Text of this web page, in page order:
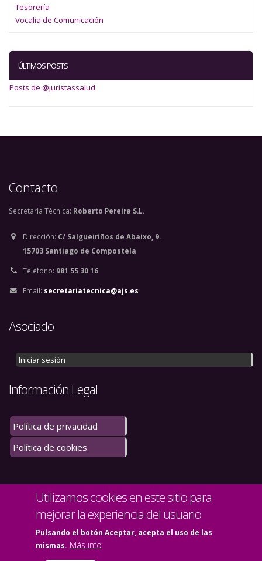
Tesorería
Vocalía de Comunicación
ÚLTIMOS POSTS
Posts de @juristassalud
Contacto
Secretaría Técnica: Roberto Pereira S.L.
Dirección: C/ Salgueiriños de Abaixo, 9.
15703 Santiago de Compostela
Teléfono: 981 55 30 16
Email: secretariatecnica@ajs.es
Asociado
Iniciar sesión
Información Legal
Política de privacidad
Política de cookies
© Copyright 2020. Todos los derechos reservados.
Utilizamos cookies en este sitio para
mejorar la experiencia del usuario
Pulsando el botón Aceptar, acepta el uso de las
mismas. Más info